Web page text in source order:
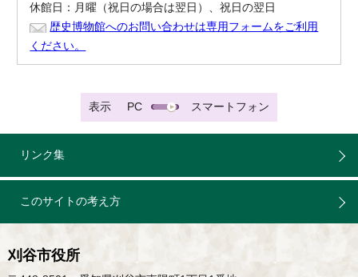
休館日：月曜（祝日の場合は翌日）、祝日の翌日
歴史博物館へのお問い合わせは専用フォームをご利用
ください。
表示 PC スマートフォン
リンク集
このサイトの考え方
刈谷市役所